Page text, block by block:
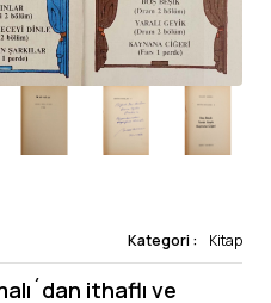
Kategori : Kitap
ithaflı ve